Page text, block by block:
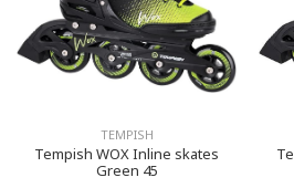
TEMPISH
Tempish WOX Inline skates
Green 45